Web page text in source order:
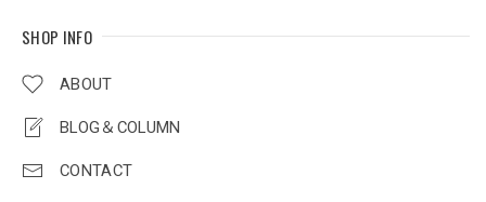
SHOP INFO
ABOUT
BLOG＆COLUMN
CONTACT